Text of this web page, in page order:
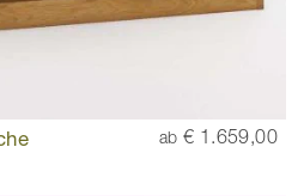
ab € 1.659,00